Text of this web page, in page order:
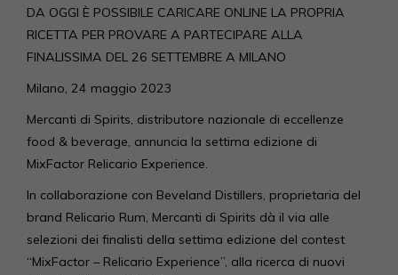
DA OGGI È POSSIBILE CARICARE ONLINE LA PROPRIA
RICETTA PER PROVARE A PARTECIPARE ALLA
FINALISSIMA DEL 26 SETTEMBRE A MILANO
Milano, 24 maggio 2023
Mercanti di Spirits, distributore nazionale di eccellenze
food & beverage, annuncia la settima edizione di
MixFactor Relicario Experience.
In collaborazione con Beveland Distillers, proprietaria del
brand Relicario Rum, Mercanti di Spirits dà il via alle
selezioni dei finalisti della settima edizione del contest
“MixFactor – Relicario Experience”, alla ricerca di nuovi